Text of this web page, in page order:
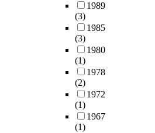
1989
(3)
1985
(3)
1980
(1)
1978
(2)
1972
(1)
1967
(1)